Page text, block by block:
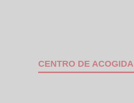
CENTRO DE ACOGIDA